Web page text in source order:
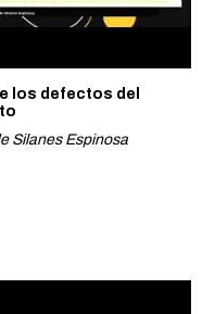
los defectos del
Silanes Espinosa